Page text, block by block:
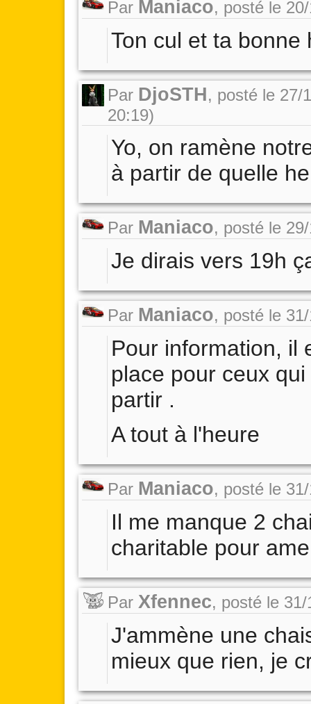
Par Maniaco, posté le
Ton cul et ta bonne
Par DjoSTH, posté le 27/
20:19)
Yo, on ramène
à partir de quelle
Par Maniaco, posté le
Je dirais vers 19h
Par Maniaco, posté le
Pour information, il
place pour ceux
partir .
A tout à l'heure
Par Maniaco, posté le
Il me manque 2
charitable pour
Par Xfennec, posté le
J'ammène une
mieux que rien, je